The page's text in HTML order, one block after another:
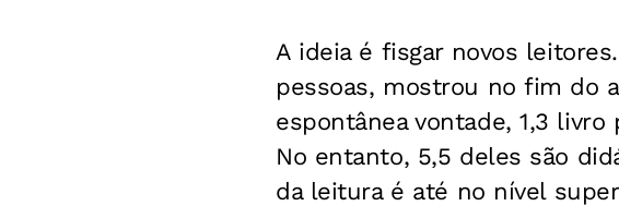
A ideia é fisgar novos
pessoas, mostrou no fim do
espontânea vontade, 1,3
No entanto, 5,5 deles são
da leitura é até no nível